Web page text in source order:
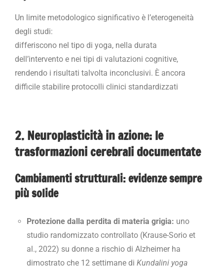
Un limite metodologico significativo è l’eterogeneità
degli studi:
differiscono nel tipo di yoga, nella durata
dell’intervento e nei tipi di valutazioni cognitive,
rendendo i risultati talvolta inconclusivi. È ancora
difficile stabilire protocolli clinici standardizzati
2. Neuroplasticità in azione: le
trasformazioni cerebrali documentate
Cambiamenti strutturali: evidenze sempre
più solide
Protezione dalla perdita di materia grigia: uno
studio randomizzato controllato (Krause-Sorio et
al., 2022) su donne a rischio di Alzheimer ha
dimostrato che 12 settimane di Kundalini yoga